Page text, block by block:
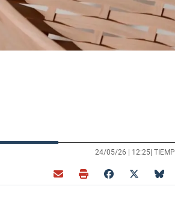
24/05/26 | 12:25|